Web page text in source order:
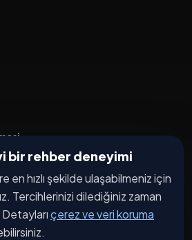
bir rehber deneyimi
en hızlı şekilde ulaşabilmeniz için
Tercihlerinizi dilediğiniz zaman
çerez ve veri koruma